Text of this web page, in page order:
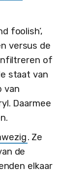
foolish’,
versus de
of
staat van
van
Daarmee
. Ze
de
elkaar